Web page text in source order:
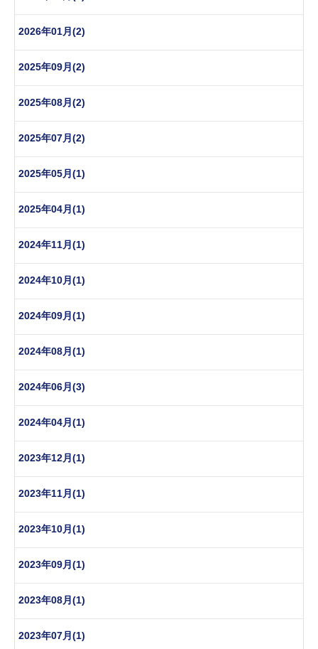
2026年01月(2)
2025年09月(2)
2025年08月(2)
2025年07月(2)
2025年05月(1)
2025年04月(1)
2024年11月(1)
2024年10月(1)
2024年09月(1)
2024年08月(1)
2024年06月(3)
2024年04月(1)
2023年12月(1)
2023年11月(1)
2023年10月(1)
2023年09月(1)
2023年08月(1)
2023年07月(1)